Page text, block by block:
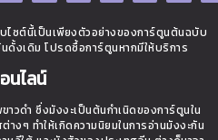
ไซต์นี้เป็นเพียงตัวอย่างของการ์ตูนต้นฉบับ
ดั้งเดิม โปรดซื้อการ์ตูนหากมีให้บริการ
นไลน์
วดำ ซึ่งมังงะเป็นต้นกำเนิดของการ์ตูนใน
งๆ ทำให้เกิดความนิยมในการอ่านมังงะกัน